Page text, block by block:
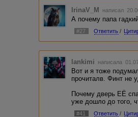
IrinaV_M написал
А почему папа
#27 Ответить /
lankimi написала
Вот и я тоже
прочиталв. Финт не
Почему дверь ЕЁ
уже дошло до того,
#41 Ответить /